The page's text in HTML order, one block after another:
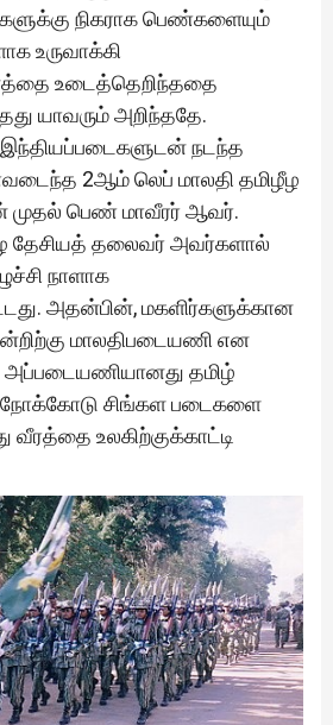
நிகராக பெண்களையும்
உருவாக்கி
உடைத்தெறிந்ததை
யாவரும் அறிந்ததே.
இந்தியப்படைகளுடன் நடந்த
2ஆம் லெப் மாலதி தமிழீழ
முதல் பெண் மாவீரர் ஆவர்.
தேசியத் தலைவர் அவர்களால்
நாளாக
அதன்பின், மகளிர்களுக்கான
மாலதிபடையணி என
அப்படையணியானது தமிழ்
சிங்கள படைகளை
உலகிற்குக்காட்டி